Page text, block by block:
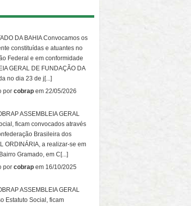
DA BAHIA Convocamos os
constituídas e atuantes no
Federal e em conformidade
GERAL DE FUNDAÇÃO DA
no dia 23 de j[...]
por cobrapem 22/05/2026
ASSEMBLEIA GERAL
ficam convocados através
Brasileira dos
ORDINÁRIA, a realizar-se em
Gramado, em C[...]
por cobrapem 16/10/2025
ASSEMBLEIA GERAL
Estatuto Social, ficam